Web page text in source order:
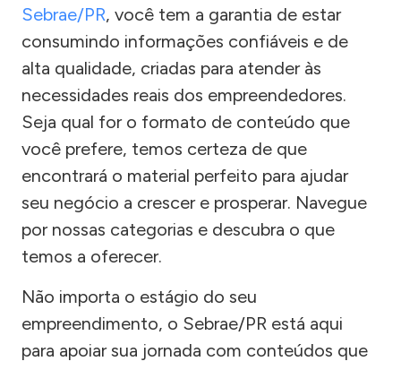
Sebrae/PR, você tem a garantia de estar
consumindo informações confiáveis e de
alta qualidade, criadas para atender às
necessidades reais dos empreendedores.
Seja qual for o formato de conteúdo que
você prefere, temos certeza de que
encontrará o material perfeito para ajudar
seu negócio a crescer e prosperar. Navegue
por nossas categorias e descubra o que
temos a oferecer.
Não importa o estágio do seu
empreendimento, o Sebrae/PR está aqui
para apoiar sua jornada com conteúdos que